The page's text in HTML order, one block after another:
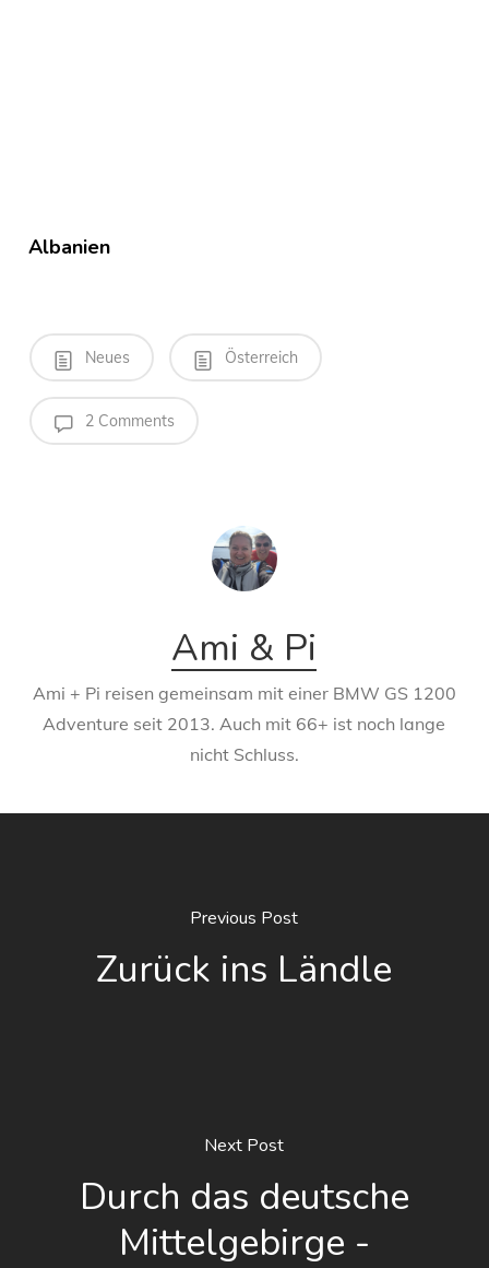
Albanien
Neues Österreich
2 Comments
Ami & Pi
Ami + Pi reisen gemeinsam mit einer BMW GS 1200
Adventure seit 2013. Auch mit 66+ ist noch lange
nicht Schluss.
Previous Post
Zurück ins Ländle
Next Post
Durch das deutsche
Mittelgebirge -